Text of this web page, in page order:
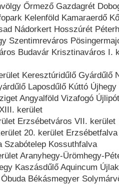
Őrmező Gazdagrét
Kelenföld Kamaraerdő
Nádorkert Hosszúrét
Szentimreváros
Budavár Krisztinaváros I.
Keresztúridűlő Gyárdűlő
Laposdűlő Kúttó
Angyalföld Vizafogó
kerület
Erzsébetváros VII. kerület
20. kerület
Szabótelep Kossuthfalva
Aranyhegy-Ürömhegy-
Kaszásdűlő Aquincum
Békásmegyer